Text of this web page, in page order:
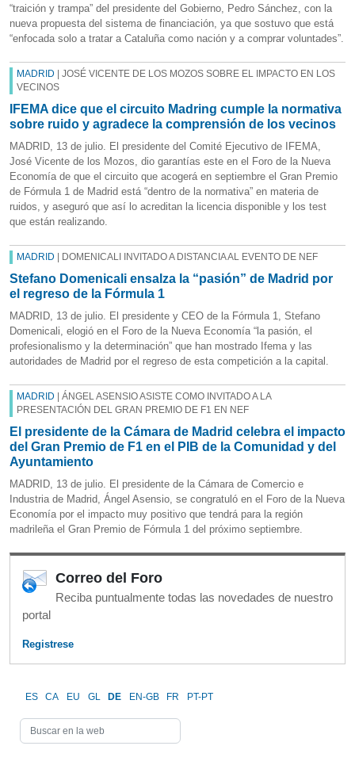
“traición y trampa” del presidente del Gobierno, Pedro Sánchez, con la
nueva propuesta del sistema de financiación, ya que sostuvo que está
“enfocada solo a tratar a Cataluña como nación y a comprar voluntades”.
MADRID | JOSÉ VICENTE DE LOS MOZOS SOBRE EL IMPACTO EN LOS
VECINOS
IFEMA dice que el circuito Madring cumple la normativa
sobre ruido y agradece la comprensión de los vecinos
MADRID, 13 de julio. El presidente del Comité Ejecutivo de IFEMA,
José Vicente de los Mozos, dio garantías este en el Foro de la Nueva
Economía de que el circuito que acogerá en septiembre el Gran Premio
de Fórmula 1 de Madrid está “dentro de la normativa” en materia de
ruidos, y aseguró que así lo acreditan la licencia disponible y los test
que están realizando.
MADRID | DOMENICALI INVITADO A DISTANCIA AL EVENTO DE NEF
Stefano Domenicali ensalza la “pasión” de Madrid por
el regreso de la Fórmula 1
MADRID, 13 de julio. El presidente y CEO de la Fórmula 1, Stefano
Domenicali, elogió en el Foro de la Nueva Economía “la pasión, el
profesionalismo y la determinación” que han mostrado Ifema y las
autoridades de Madrid por el regreso de esta competición a la capital.
MADRID | ÁNGEL ASENSIO ASISTE COMO INVITADO A LA
PRESENTACIÓN DEL GRAN PREMIO DE F1 EN NEF
El presidente de la Cámara de Madrid celebra el impacto
del Gran Premio de F1 en el PIB de la Comunidad y del
Ayuntamiento
MADRID, 13 de julio. El presidente de la Cámara de Comercio e
Industria de Madrid, Ángel Asensio, se congratuló en el Foro de la Nueva
Economía por el impacto muy positivo que tendrá para la región
madrileña el Gran Premio de Fórmula 1 del próximo septiembre.
Correo del Foro
Reciba puntualmente todas las novedades de nuestro
portal
Registrese
ES CA EU GL DE EN-GB FR PT-PT